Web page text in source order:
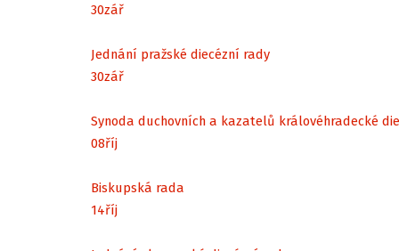
30zář
Jednání pražské diecézní rady
30zář
Synoda duchovních a kazatelů královéhradecké
08říj
Biskupská rada
14říj